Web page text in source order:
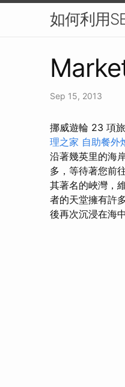
如何利用
Sep 15, 2013
挪威遊輪 23 項
理之家 自助餐外
沿著幾英里的海
多，等待著您前
其著名的峽灣，
者的天堂擁有許
後再次沉浸在海中